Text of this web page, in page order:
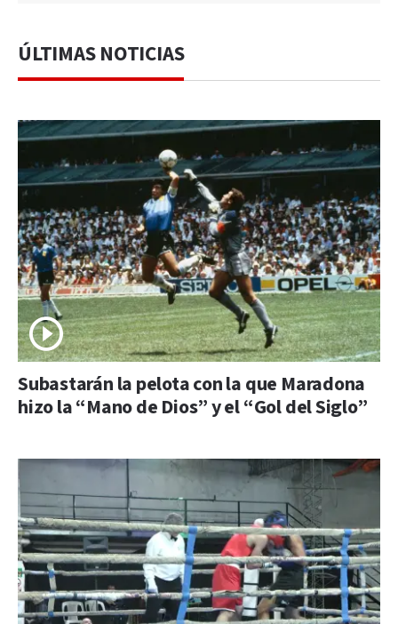
ÚLTIMAS NOTICIAS
Subastarán la pelota con la que Maradona
hizo la “Mano de Dios” y el “Gol del Siglo”